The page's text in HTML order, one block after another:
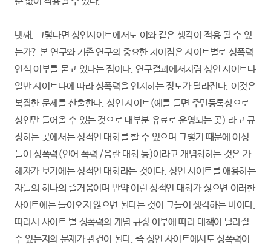
넷째. 그렇다면 성인사이트에서도 이와 같은 생각이 적용 될 수 있
는가? 본 연구와 기존 연구의 중요한 차이점은 사이트별로 성폭력
인식 여부를 묻고 있다는 점이다. 연구결과에서처럼 성인 사이트냐
일반 사이트냐에 따라 성폭력을 인지하는 정도가 달라진다. 이것은
복잡한 문제를 산출한다. 성인 사이트(예를 들면 주민등록상으로
성인만 들어올 수 있는 것으로 대부분 유료로 운영되는 곳) 라고 규
정하는 곳에서는 성적인 대화를 할 수 있으며 그렇기 때문에 여성
들이 성폭력(언어 폭력 /음란 대화 등)이라고 개념화하는 것은 가
해자가 보기에는 성적인 대화라는 것이다. 성인 사이트를 애용하는
자들의 하나의 즐거움이며 만약 이런 성적인 대화가 싫으면 이러한
사이트에는 들어오지 않으면 된다는 것이 그들이 생각하는 바이다.
따라서 사이트 별 성폭력의 개념 규정 여부에 따라 대책이 달라질
수 있는지의 문제가 관건이 된다. 즉 성인 사이트에서도 성폭력이